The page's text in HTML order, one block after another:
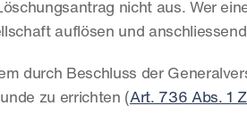
nicht aus. Wer
auflösen und
durch Beschluss der
zu errichten (Art. 736 Abs. 1